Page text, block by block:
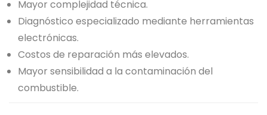
Mayor complejidad técnica.
Diagnóstico especializado mediante herramientas
electrónicas.
Costos de reparación más elevados.
Mayor sensibilidad a la contaminación del
combustible.